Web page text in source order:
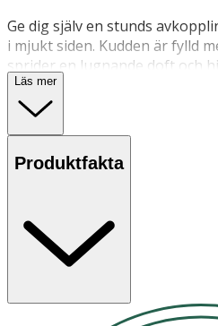
Ge dig själv en stunds
i mjukt siden. Kudden är fylld
sprider en lugnande doft och
slappna av. Perfekt under
vila hemma. Den följsamma
avslappning. En uppskattad
yogautövare och livsnjutare.
återhämtning
Det avtagbara fodralet kan
mindre fläckar. Tips om du
Läs mer
Produktfakta